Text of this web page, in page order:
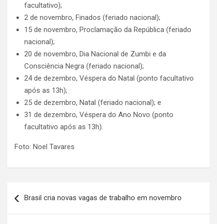
facultativo);
2 de novembro, Finados (feriado nacional);
15 de novembro, Proclamação da República (feriado
nacional);
20 de novembro, Dia Nacional de Zumbi e da
Consciência Negra (feriado nacional);
24 de dezembro, Véspera do Natal (ponto facultativo
após as 13h);
25 de dezembro, Natal (feriado nacional); e
31 de dezembro, Véspera do Ano Novo (ponto
facultativo após as 13h).
Foto: Noel Tavares
de
Brasil cria novas vagas de trabalho em novembro